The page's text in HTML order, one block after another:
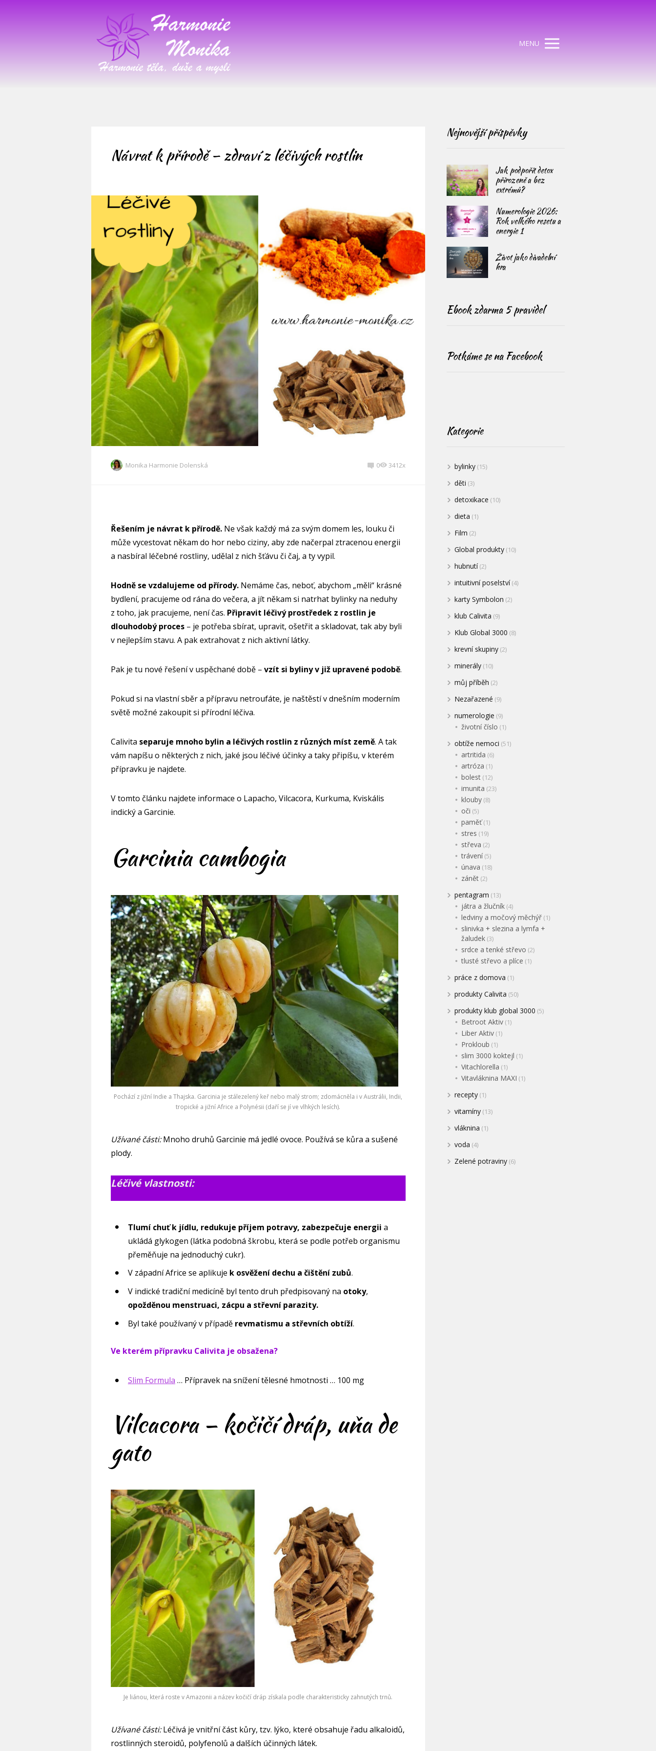
MENU
Návrat k přírodě – zdraví z léčivých rostlin
Monika Harmonie Dolenská 0 3412x
Řešením je návrat k přírodě. Ne však každý má za svým domem les, louku či
může vycestovat někam do hor nebo ciziny, aby zde načerpal ztracenou energii
a nasbíral léčebné rostliny, udělal z nich šťávu či čaj, a ty vypil.
Hodně se vzdalujeme od přírody. Nemáme čas, neboť, abychom „měli“ krásné
bydlení, pracujeme od rána do večera, a jít někam si natrhat bylinky na neduhy
z toho, jak pracujeme, není čas. Připravit léčivý prostředek z rostlin je
dlouhodobý proces – je potřeba sbírat, upravit, ošetřit a skladovat, tak aby byli
v nejlepším stavu. A pak extrahovat z nich aktivní látky.
Pak je tu nové řešení v uspěchané době – vzít si byliny v již upravené podobě.
Pokud si na vlastní sběr a přípravu netroufáte, je naštěstí v dnešním moderním
světě možné zakoupit si přírodní léčiva.
Calivita separuje mnoho bylin a léčivých rostlin z různých míst země. A tak
vám napíšu o některých z nich, jaké jsou léčivé účinky a taky připíšu, v kterém
přípravku je najdete.
V tomto článku najdete informace o Lapacho, Vilcacora, Kurkuma, Kviskális
indický a Garcinie.
Garcinia cambogia
Pochází z jižní Indie a Thajska. Garcinia je stálezelený keř nebo malý strom; zdomácněla i v Austrálii, Indii,
tropické a jižní Africe a Polynésii (daří se jí ve vlhkých lesích).
Užívané části:Mnoho druhů Garcinie má jedlé ovoce. Používá se kůra a sušené
plody.
Léčivé vlastnosti:
Tlumí chuť k jídlu, redukuje příjem potravy, zabezpečuje energii a
ukládá glykogen (látka podobná škrobu, která se podle potřeb organismu
přeměňuje na jednoduchý cukr).
V západní Africe se aplikuje k osvěžení dechu a čištění zubů.
V indické tradiční medicíně byl tento druh předpisovaný na otoky,
opožděnou menstruaci, zácpu a střevní parazity.
Byl také používaný v případě revmatismu a střevních obtíží.
Ve kterém přípravku Calivita je obsažena?
Slim Formula … Přípravek na snížení tělesné hmotnosti … 100 mg
Vilcacora – kočičí dráp, uňa de
gato
Je liánou, která roste v Amazonii a název kočičí dráp získala podle charakteristicky zahnutých trnů.
Užívané části:Léčivá je vnitřní část kůry, tzv. lýko, které obsahuje řadu alkaloidů,
rostlinných steroidů, polyfenolů a dalších účinných látek.
Nejnovější příspěvky
Jak podpořit detox
přirozeně a bez
extrémů?
Numerologie 2026:
Rok velkého resetu a
energie 1
Život jako divadelní
hra
Ebook zdarma 5 pravidel
Potkáme se na Facebook
Kategorie
bylinky(15)
děti (3)
detoxikace (10)
dieta (1)
Film (2)
Global produkty(10)
hubnutí(2)
intuitivní poselství(4)
karty Symbolon (2)
klub Calivita (9)
Klub Global 3000 (8)
krevní skupiny(2)
minerály(10)
můj příběh (2)
Nezařazené (9)
numerologie (9)
životní číslo (1)
obtíže nemoci (51)
artritida (6)
artróza (1)
bolest(12)
imunita (23)
klouby(8)
oči (5)
paměť(1)
stres (19)
střeva (2)
trávení(5)
únava (18)
zánět(2)
pentagram (13)
játra a žlučník(4)
ledviny a močový měchýř(1)
slinivka + slezina a lymfa +
žaludek(3)
srdce a tenké střevo (2)
tlusté střevo a plíce (1)
práce z domova (1)
produkty Calivita (50)
produkty klub global 3000 (5)
Betroot Aktiv(1)
Liber Aktiv(1)
Prokloub (1)
slim 3000 koktejl (1)
Vitachlorella (1)
Vitavláknina MAXI (1)
recepty(1)
vitamíny(13)
vláknina (1)
voda (4)
Zelené potraviny(6)